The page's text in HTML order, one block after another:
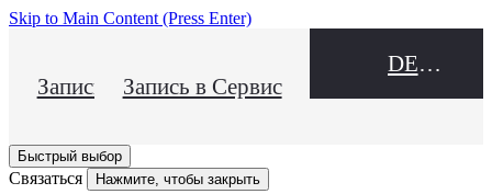
Skip to Main Content (Press Enter)
Запись на Тест Драйв
Запись в Сервис
DEALER NAME
Быстрый выбор
Связаться Нажмите, чтобы закрыть